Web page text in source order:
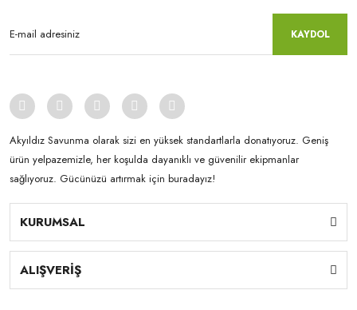
KAYDOL
Akyıldız Savunma olarak sizi en yüksek standartlarla donatıyoruz. Geniş
ürün yelpazemizle, her koşulda dayanıklı ve güvenilir ekipmanlar
sağlıyoruz. Gücünüzü artırmak için buradayız!
KURUMSAL
ALIŞVERİŞ